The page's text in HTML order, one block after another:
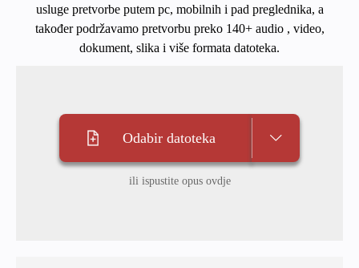
usluge pretvorbe putem pc, mobilnih i pad preglednika, a
također podržavamo pretvorbu preko 140+ audio , video,
dokument, slika i više formata datoteka.
Odabir datoteka
ili ispustite opus ovdje